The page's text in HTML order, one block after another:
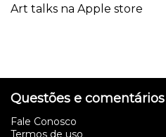
Art talks na Apple store
Questões e comentários
Fale Conosco
Termos de uso